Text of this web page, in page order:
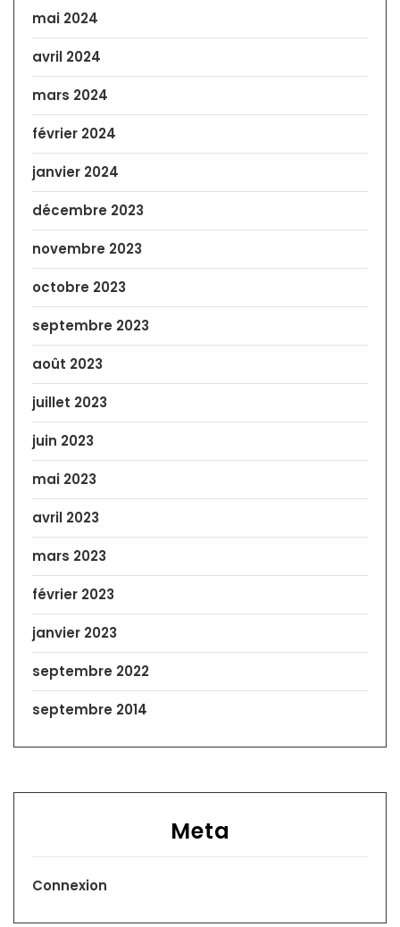
mai 2024
avril 2024
mars 2024
février 2024
janvier 2024
décembre 2023
novembre 2023
octobre 2023
septembre 2023
août 2023
juillet 2023
juin 2023
mai 2023
avril 2023
mars 2023
février 2023
janvier 2023
septembre 2022
septembre 2014
Meta
Connexion